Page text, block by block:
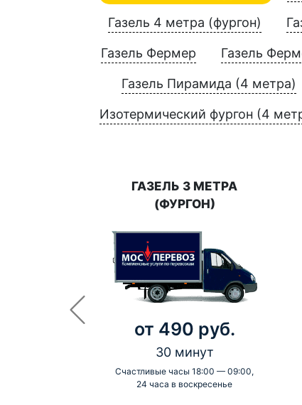
Газель 4 метра (фургон)
Газель Фермер Газель
Газель Пирамида (4 метра)
Изотермический фургон (4
ГАЗЕЛЬ 3 МЕТРА
(ФУРГОН)
от 490 руб.
30 минут
Счастливые часы 18:00 — 09:00,
24 часа в воскресенье
-